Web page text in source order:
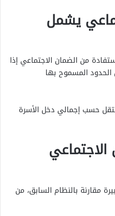
يشمل
من الضمان الاجتماعي إذا
المسموح بها
حسب إجمالي دخل الأسرة
مقارنة بالنظام السابق، من